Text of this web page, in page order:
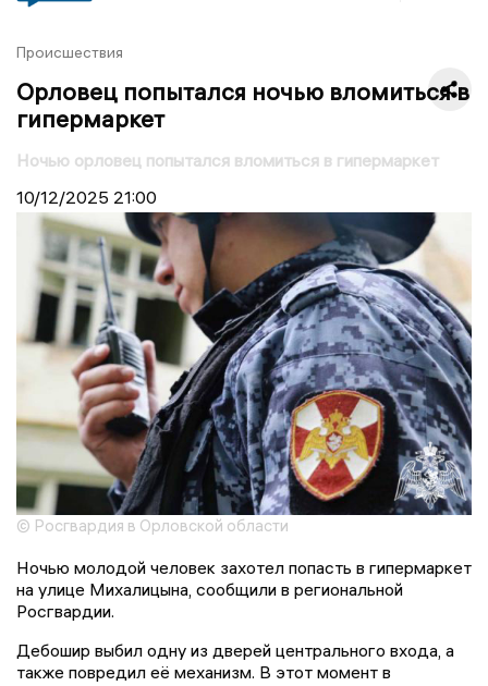
Происшествия
Орловец попытался ночью вломиться в
гипермаркет
Ночью орловец попытался вломиться в гипермаркет
10/12/2025 21:00
© Росгвардия в Орловской области
Ночью молодой человек захотел попасть в гипермаркет
на улице Михалицына, сообщили в региональной
Росгвардии.
Дебошир выбил одну из дверей центрального входа, а
также повредил её механизм. В этот момент в